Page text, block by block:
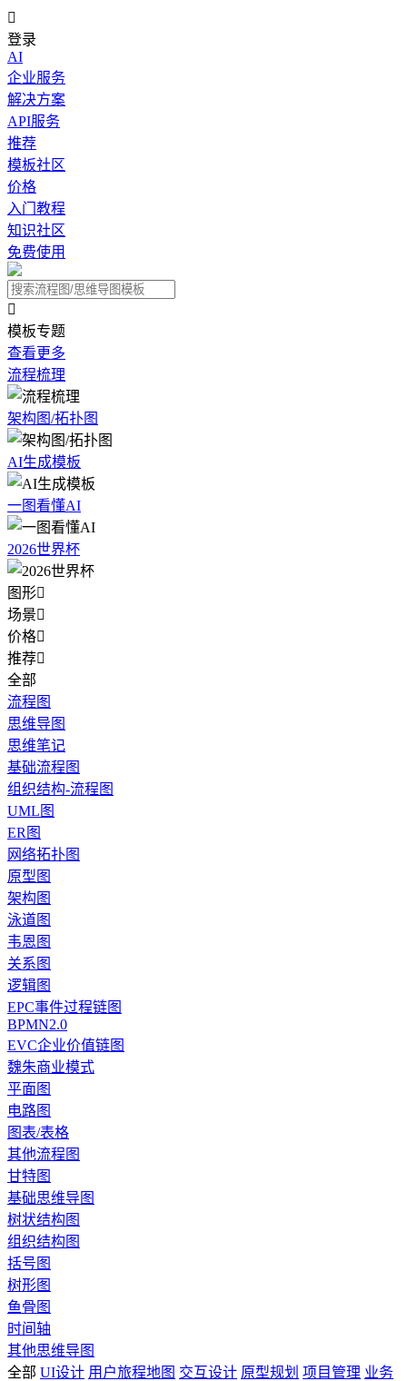

登录
AI
企业服务
解决方案
API服务
推荐
模板社区
价格
入门教程
知识社区
免费使用

模板专题
查看更多
流程梳理
架构图/拓扑图
AI生成模板
一图看懂AI
2026世界杯
图形
场景
价格
推荐
全部
流程图
思维导图
思维笔记
基础流程图
组织结构-流程图
UML图
ER图
网络拓扑图
原型图
架构图
泳道图
韦恩图
关系图
逻辑图
EPC事件过程链图
BPMN2.0
EVC企业价值链图
魏朱商业模式
平面图
电路图
图表/表格
其他流程图
甘特图
基础思维导图
树状结构图
组织结构图
括号图
树形图
鱼骨图
时间轴
其他思维导图
全部 UI设计 用户旅程地图 交互设计 原型规划 项目管理 业务